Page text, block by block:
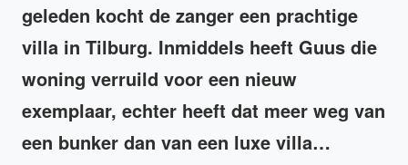
geleden kocht de zanger een prachtige
villa in Tilburg. Inmiddels heeft Guus die
woning verruild voor een nieuw
exemplaar, echter heeft dat meer weg van
een bunker dan van een luxe villa…